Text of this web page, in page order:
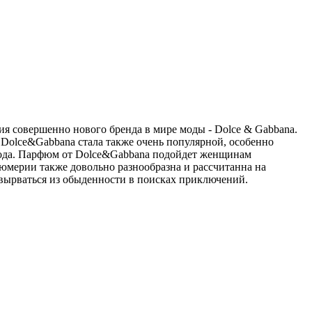
совершенно нового бренда в мире моды - Dolce & Gabbana.
стала также очень популярной, особенно
Парфюм от Dolce&Gabbana подойдет женщинам
также довольно разнообразна и рассчитанна на
из обыденности в поисках приключений.